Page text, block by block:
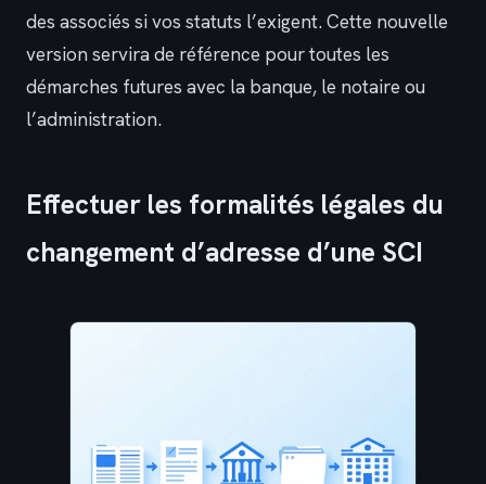
des associés si vos statuts l’exigent. Cette nouvelle
version servira de référence pour toutes les
démarches futures avec la banque, le notaire ou
l’administration.
Effectuer les formalités légales du
changement d’adresse d’une SCI